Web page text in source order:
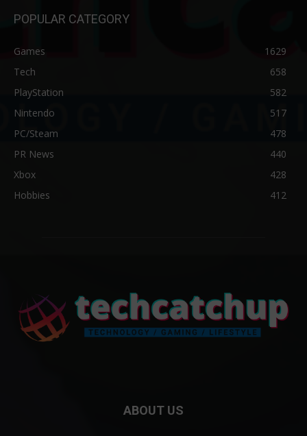
POPULAR CATEGORY
Games
1629
Tech
658
PlayStation
582
Nintendo
517
PC/Steam
478
PR News
440
Xbox
428
Hobbies
412
ABOUT US